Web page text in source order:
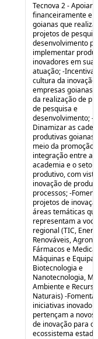
Tecnova 2 - Apoiar
financeiramente
goianas que
projetos de
desenvolvimento
implementar
inovadores em sua
atuação; -
cultura da inovação
empresas goianas
da realização de
de pesquisa e
desenvolvimento; -
Dinamizar as
produtivas goianas
meio da promoção
integração entre a
academia e o setor
produtivo, com
inovação de
processos; -
projetos de
áreas temáticas
representam a
regional (TIC,
Renováveis,
Fármacos e
Máquinas e
Biotecnologia e
Nanotecnologia,
Ambiente e
Naturais) -Fomentar
iniciativas
pertençam a novos
de inovação para o
ecossistema